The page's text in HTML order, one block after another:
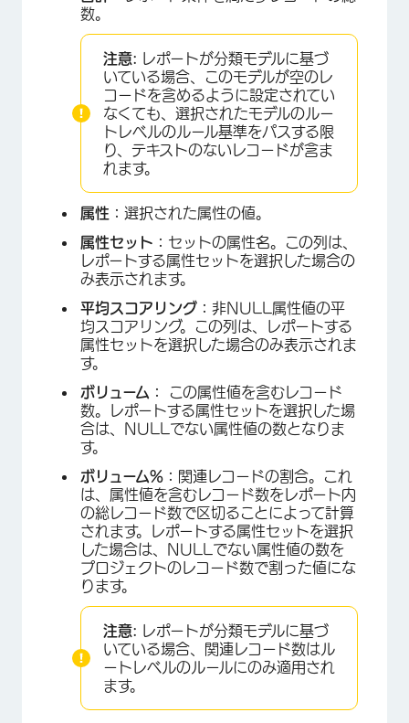
数。
注意: レポートが分類モデルに基づ
いている場合、このモデルが空のレ
コードを含めるように設定されてい
なくても、選択されたモデルのルー
トレベルのルール基準をパスする限
り、テキストのないレコードが含ま
れます。
属性： 選択された属性の値。
属性セット： セットの属性名。この列は、
レポートする属性セットを選択した場合の
み表示されます。
平均スコアリング： 非NULL属性値の平
均スコアリング。この列は、レポートする
属性セットを選択した場合のみ表示されま
す。
ボリューム：
この属性値を含むレコード
数。レポートする属性セットを選択した場
合は、NULLでない属性値の数となりま
す。
ボリューム%： 関連レコードの割合。これ
は、属性値を含むレコード数をレポート内
の総レコード数で区切ることによって計算
されます。レポートする属性セットを選択
した場合は、NULLでない属性値の数を
プロジェクトのレコード数で割った値にな
ります。
注意: レポートが分類モデルに基づ
いている場合、関連レコード数はル
ートレベルのルールにのみ適用され
ます。